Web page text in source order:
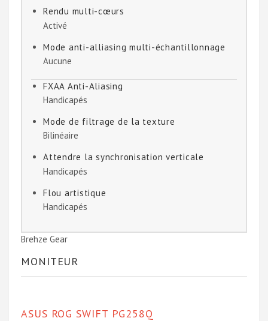
Rendu multi-cœurs
Activé
Mode anti-alliasing multi-échantillonnage
Aucune
FXAA Anti-Aliasing
Handicapés
Mode de filtrage de la texture
Bilinéaire
Attendre la synchronisation verticale
Handicapés
Flou artistique
Handicapés
Brehze Gear
MONITEUR
ASUS ROG SWIFT PG258Q